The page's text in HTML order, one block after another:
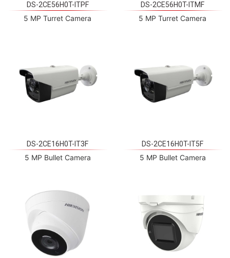
DS-2CE56H0T-ITPF
5 MP Turret Camera
DS-2CE56H0T-ITMF
5 MP Turret Camera
DS-2CE16H0T-IT3F
5 MP Bullet Camera
DS-2CE16H0T-IT5F
5 MP Bullet Camera